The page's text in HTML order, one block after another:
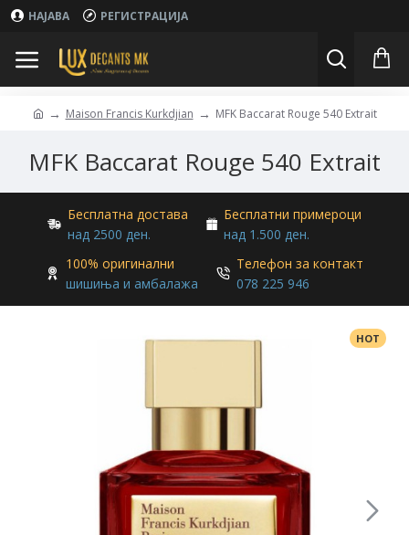
НАЈАВА РЕГИСТРАЦИЈА
Maison Francis Kurkdjian MFK Baccarat Rouge 540 Extrait
MFK Baccarat Rouge 540 Extrait
Бесплатна достава
над 2500 ден.
Бесплатни примероци
над 1.500 ден.
100% оригинални
шишиња и амбалажа
Телефон за контакт
078 225 946
HOT